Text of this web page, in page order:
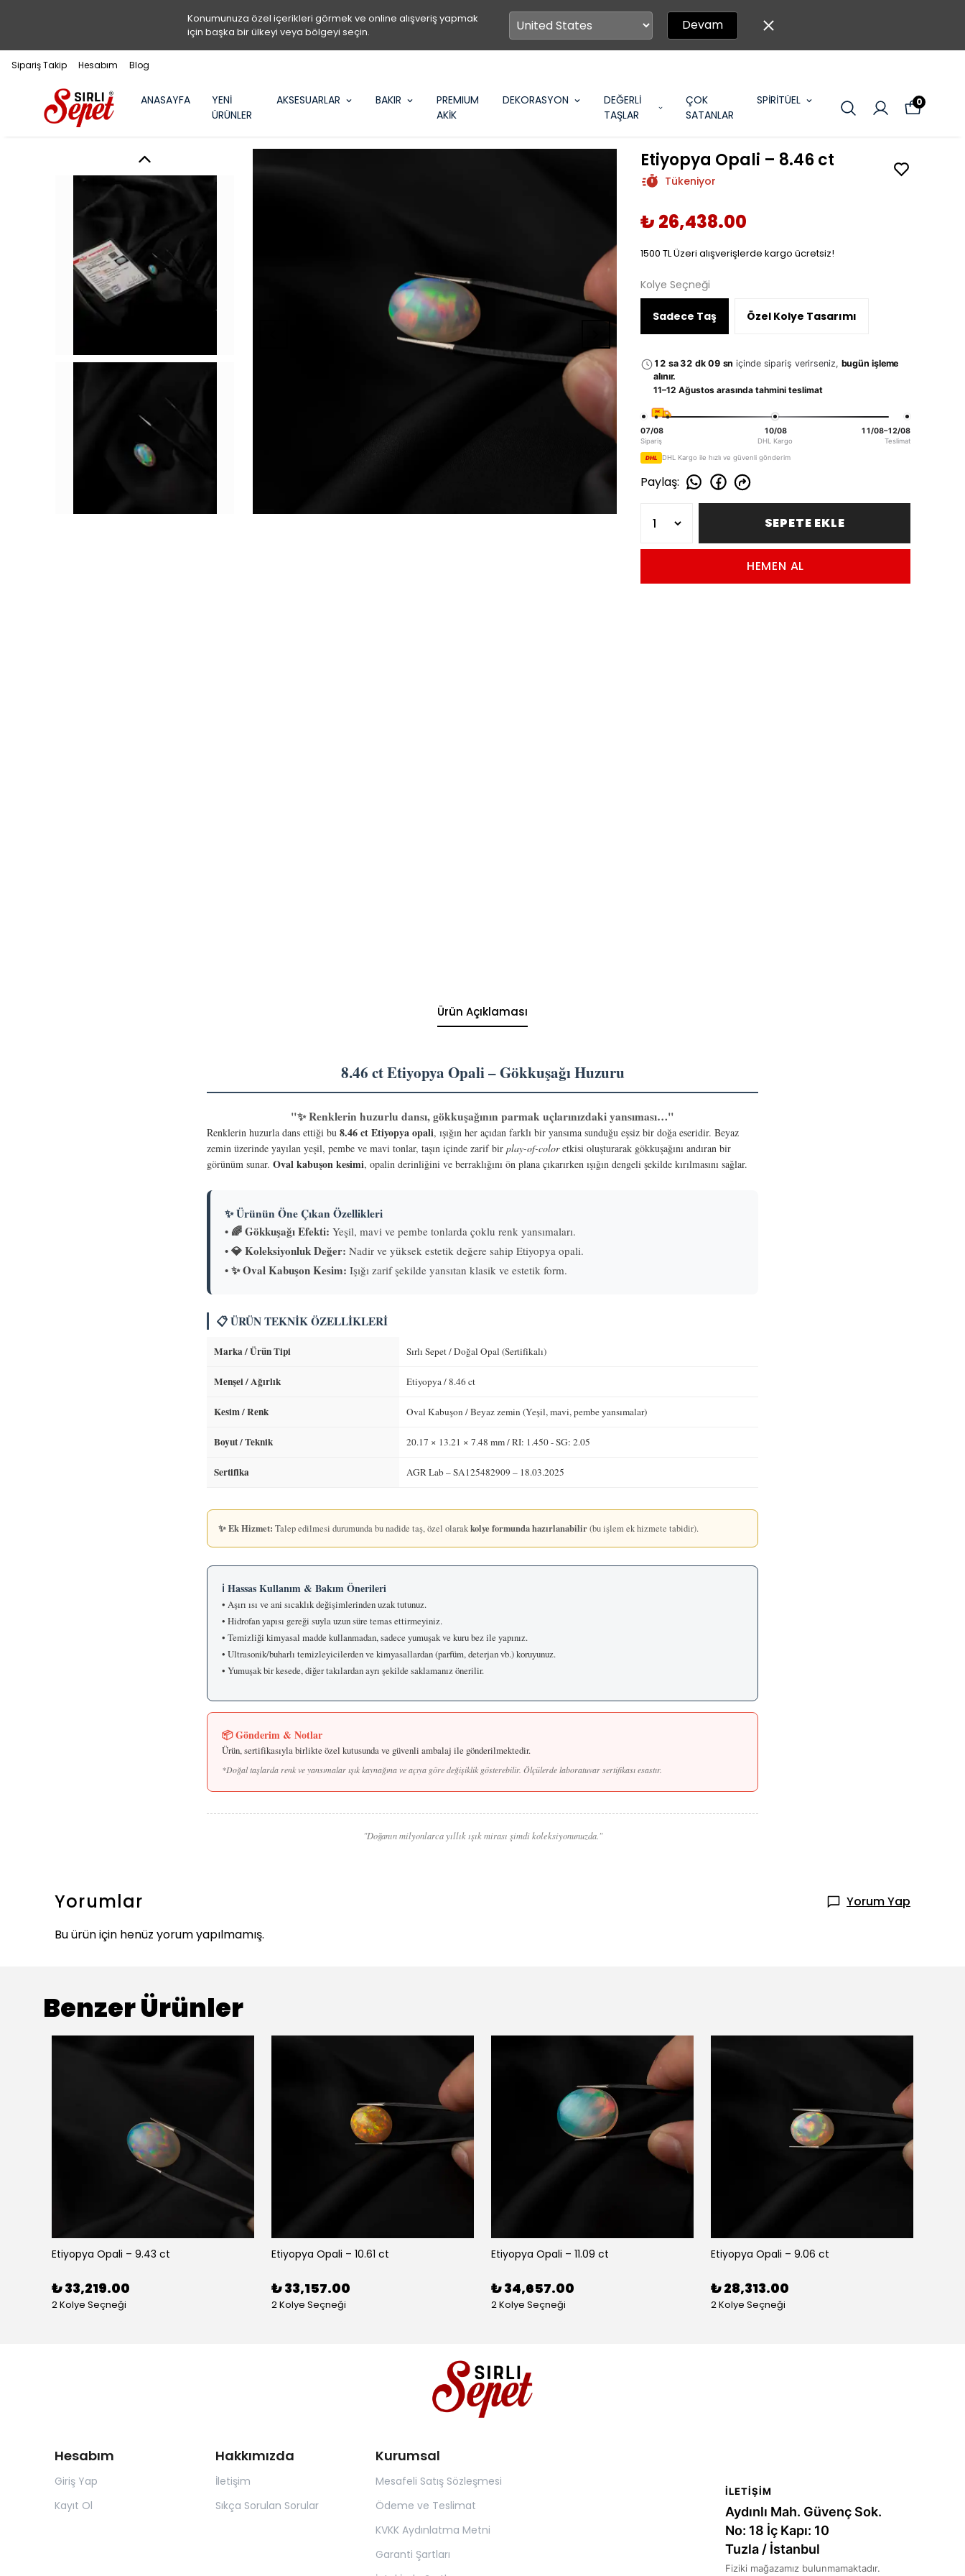
Konumunuza özel içerikleri görmek ve online alışveriş yapmak
için başka bir ülkeyi veya bölgeyi seçin.
Devam
Sipariş Takip Hesabım Blog
ANASAYFA
YENİ
ÜRÜNLER
AKSESUARLAR BAKIR
PREMIUM
AKİK
DEKORASYON
DEĞERLİ
TAŞLAR
ÇOK
SATANLAR
SPİRİTÜEL 0
Etiyopya Opali – 8.46 ct
Tükeniyor
₺ 26,438.00
1500 TL Üzeri alışverişlerde kargo ücretsiz!
Kolye Seçneği
Sadece Taş Özel Kolye Tasarımı
12 sa 32 dk 08 sn içinde sipariş verirseniz, bugün işleme
alınır.
11–12 Ağustos arasında tahmini teslimat
DHL
07/08
Sipariş
10/08
DHL Kargo
11/08–12/08
Teslimat
DHL DHL Kargo ile hızlı ve güvenli gönderim
Paylaş:
SEPETE EKLE
HEMEN AL
Ürün Açıklaması
8.46 ct Etiyopya Opali – Gökkuşağı Huzuru
"✨ Renklerin huzurlu dansı, gökkuşağının parmak uçlarınızdaki yansıması…"
Renklerin huzurla dans ettiği bu 8.46 ct Etiyopya opali, ışığın her açıdan farklı bir yansıma sunduğu eşsiz bir doğa eseridir. Beyaz
zemin üzerinde yayılan yeşil, pembe ve mavi tonlar, taşın içinde zarif bir play-of-coloretkisi oluşturarak gökkuşağını andıran bir
görünüm sunar. Oval kabuşon kesimi, opalin derinliğini ve berraklığını ön plana çıkarırken ışığın dengeli şekilde kırılmasını sağlar.
✨ Ürünün Öne Çıkan Özellikleri
• 🌈 Gökkuşağı Efekti: Yeşil, mavi ve pembe tonlarda çoklu renk yansımaları.
• 💎 Koleksiyonluk Değer: Nadir ve yüksek estetik değere sahip Etiyopya opali.
• ✨ Oval Kabuşon Kesim: Işığı zarif şekilde yansıtan klasik ve estetik form.
📋 ÜRÜN TEKNIK ÖZELLIKLERI
Marka / Ürün Tipi Sırlı Sepet / Doğal Opal (Sertifikalı)
Menşei / Ağırlık Etiyopya / 8.46 ct
Kesim / Renk Oval Kabuşon / Beyaz zemin (Yeşil, mavi, pembe yansımalar)
Boyut / Teknik 20.17 × 13.21 × 7.48 mm / RI: 1.450 - SG: 2.05
Sertifika AGR Lab – SA125482909 – 18.03.2025
✨ Ek Hizmet: Talep edilmesi durumunda bu nadide taş, özel olarakkolye formunda hazırlanabilir(bu işlem ek hizmete tabidir).
ℹ️ Hassas Kullanım & Bakım Önerileri
• Aşırı ısı ve ani sıcaklık değişimlerinden uzak tutunuz.
• Hidrofan yapısı gereği suyla uzun süre temas ettirmeyiniz.
• Temizliği kimyasal madde kullanmadan, sadece yumuşak ve kuru bez ile yapınız.
• Ultrasonik/buharlı temizleyicilerden ve kimyasallardan (parfüm, deterjan vb.) koruyunuz.
• Yumuşak bir kesede, diğer takılardan ayrı şekilde saklamanız önerilir.
📦 Gönderim & Notlar
Ürün, sertifikasıyla birlikte özel kutusunda ve güvenli ambalaj ile gönderilmektedir.
*Doğal taşlarda renk ve yansımalar ışık kaynağına ve açıya göre değişiklik gösterebilir. Ölçülerde laboratuvar sertifikası esastır.
"Doğanın milyonlarca yıllık ışık mirası şimdi koleksiyonunuzda."
Yorumlar
Yorum Yap
Bu ürün için henüz yorum yapılmamış.
Benzer Ürünler
Etiyopya Opali – 9.43 ct
₺ 33,219.00
2 Kolye Seçneği
Etiyopya Opali – 10.61 ct
₺ 33,157.00
2 Kolye Seçneği
Etiyopya Opali – 11.09 ct
₺ 34,657.00
2 Kolye Seçneği
Etiyopya Opali – 9.06 ct
₺ 28,313.00
2 Kolye Seçneği
Hesabım
Giriş Yap
Kayıt Ol
Hakkımızda
İletişim
Sıkça Sorulan Sorular
Kurumsal
Mesafeli Satış Sözleşmesi
Ödeme ve Teslimat
KVKK Aydınlatma Metni
Garanti Şartları
İLETIŞIM
Aydınlı Mah. Güvenç Sok.
No: 18 İç Kapı: 10
Tuzla / İstanbul
Fiziki mağazamız bulunmamaktadır.